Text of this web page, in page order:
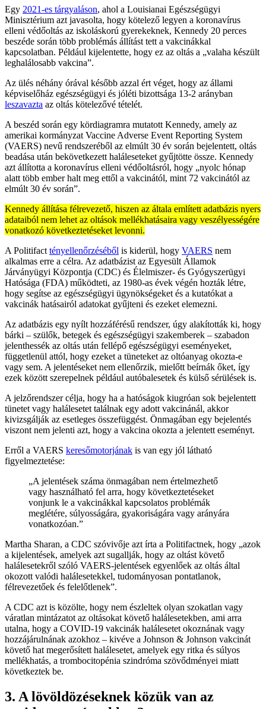
Egy 2021-es tárgyaláson, ahol a Louisianai Egészségügyi
Minisztérium azt javasolta, hogy kötelező legyen a koronavírus
elleni védőoltás az iskoláskorú gyerekeknek, Kennedy 20 perces
beszéde során több problémás állítást tett a vakcinákkal
kapcsolatban. Például kijelentette, hogy ez az oltás a „valaha készült
leghalálosabb vakcina”.
Az ülés néhány órával később azzal ért véget, hogy az állami
képviselőház egészségügyi és jóléti bizottsága 13-2 arányban
leszavazta az oltás kötelezővé tételét.
A beszéd során egy kördiagramra mutatott Kennedy, amely az
amerikai kormányzat Vaccine Adverse Event Reporting System
(VAERS) nevű rendszeréből az elmúlt 30 év során bejelentett, oltás
beadása után bekövetkezett haláleseteket gyűjtötte össze. Kennedy
azt állította a koronavírus elleni védőoltásról, hogy „nyolc hónap
alatt több ember halt meg ettől a vakcinától, mint 72 vakcinától az
elmúlt 30 év során”.
Kennedy állítása félrevezető, hiszen az általa említett adatbázis nyers
adataiból nem lehet az oltások mellékhatásaira vagy veszélyességére
vonatkozó következtetéseket levonni.
A Politifact tényellenőrzéséből is kiderül, hogy VAERS nem
alkalmas erre a célra. Az adatbázist az Egyesült Államok
Járványügyi Központja (CDC) és Élelmiszer- és Gyógyszerügyi
Hatósága (FDA) működteti, az 1980-as évek végén hozták létre,
hogy segítse az egészségügyi ügynökségeket és a kutatókat a
vakcinák hatásairól adatokat gyűjteni és ezeket elemezni.
Az adatbázis egy nyílt hozzáférésű rendszer, úgy alakították ki, hogy
bárki – szülők, betegek és egészségügyi szakemberek – szabadon
jelenthessék az oltás után fellépő egészségügyi eseményeket,
függetlenül attól, hogy ezeket a tüneteket az oltóanyag okozta-e
vagy sem. A jelentéseket nem ellenőrzik, mielőtt beírnák őket, így
ezek között szerepelnek például autóbalesetek és külső sérülések is.
A jelzőrendszer célja, hogy ha a hatóságok kiugróan sok bejelentett
tünetet vagy halálesetet találnak egy adott vakcinánál, akkor
kivizsgálják az esetleges összefüggést. Önmagában egy bejelentés
viszont nem jelenti azt, hogy a vakcina okozta a jelentett eseményt.
Erről a VAERS keresőmotorjának is van egy jól látható
figyelmeztetése:
„A jelentések száma önmagában nem értelmezhető
vagy használható fel arra, hogy következtetéseket
vonjunk le a vakcinákkal kapcsolatos problémák
meglétére, súlyosságára, gyakoriságára vagy arányára
vonatkozóan.”
Martha Sharan, a CDC szóvivője azt írta a Politifactnek, hogy „azok
a kijelentések, amelyek azt sugallják, hogy az oltást követő
halálesetekről szóló VAERS-jelentések egyenlőek az oltás által
okozott valódi halálesetekkel, tudományosan pontatlanok,
félrevezetőek és felelőtlenek”.
A CDC azt is közölte, hogy nem észleltek olyan szokatlan vagy
váratlan mintázatot az oltásokat követő halálesetekben, ami arra
utalna, hogy a COVID-19 vakcinák halálesetet okoznának vagy
hozzájárulnának azokhoz – kivéve a Johnson & Johnson vakcinát
követő hat megerősített halálesetet, amelyek egy ritka és súlyos
mellékhatás, a trombocitopénia szindróma szövődményei miatt
következtek be.
3. A lövöldözéseknek közük van az